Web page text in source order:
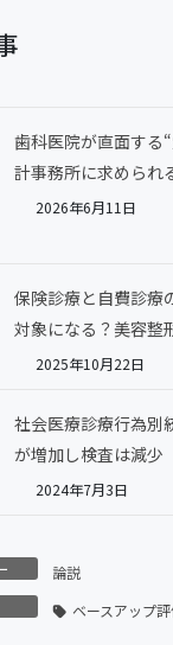
歯科医院が直面する
計事務所に求められ
2026年6月11日
保険診療と自費診療
対象になる？美容整
2025年10月22日
社会医療診療行為別
が増加し検査は減少
2024年7月3日
論説
ベースアップ